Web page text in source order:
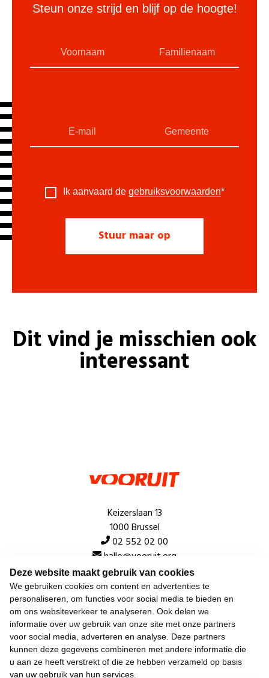
Deze website maakt gebruik van cookies
We gebruiken cookies om content en advertenties te
personaliseren, om functies voor social media te bieden en
om ons websiteverkeer te analyseren. Ook delen we
informatie over uw gebruik van onze site met onze partners
voor social media, adverteren en analyse. Deze partners
kunnen deze gegevens combineren met andere informatie die
u aan ze heeft verstrekt of die ze hebben verzameld op basis
van uw gebruik van hun services.
Steun onze strijd en blijf op de hoogte!
Ik aanvaard de gebruiksvoorwaarden*
Dit vind je misschien ook
interessant
Keizerslaan 13
1000 Brussel
02 552 02 00
hallo@vooruit.org
Snel
Over de beweging
Algemeen